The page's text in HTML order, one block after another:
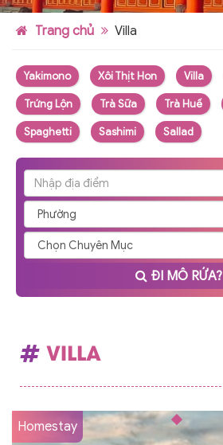
Trang chủ Villa
Yakimono Xôi Thịt Hon Villa
Trứng Lộn Trà Sữa Trà Huế
Spaghetti Sashimi Sallad
ĐI MÔ RỨA?
VILLA
Homestay